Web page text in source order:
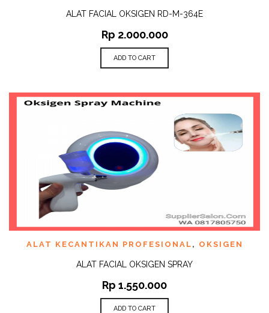
ALAT FACIAL OKSIGEN RD-M-364E
Rp 2.000.000
ADD TO CART
ALAT KECANTIKAN PROFESIONAL , OKSIGEN
ALAT FACIAL OKSIGEN SPRAY
Rp 1.550.000
ADD TO CART